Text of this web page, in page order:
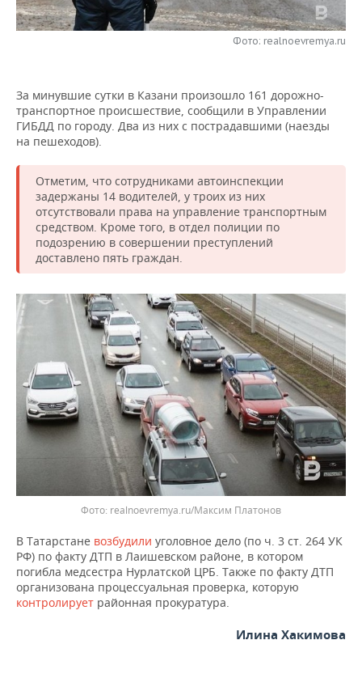
НЕФТЕХИМИЯ
ЭНЕРГЕТИКА
РОЗНИЧНАЯ ТОРГОВЛЯ
УСЛУГИ
НОВОСТИ ТЕХНОЛОГИЙ
МЕДИА
ТЕЛЕКОММУНИКАЦИИ
МЕРОПРИЯТИЯ
ВЫЕЗДНАЯ РЕДАКЦИЯ
БИЗНЕС-БРАНЧИ
ONLINE-КОНФЕРЕНЦИИ
ОТКРЫТАЯ ЛЕКЦИЯ
НОВОСТИ СПОРТА
ФУТБОЛ
ХОККЕЙ
БАСКЕТБОЛ
ВОЛЕЙБОЛ
КИБЕРСПОРТ
ФИГУРНОЕ КАТАНИЕ
ВОДНЫЕ ВИДЫ СПОРТА
ХОККЕЙ С МЯЧОМ
ОБЩЕСТВО
НОВОСТИ ОБЩЕСТВА
ВЛАСТЬ
ИНФРАСТРУКТУРА
ИСТОРИЯ
КУЛЬТУРА
МЕДИЦИНА
ОБРАЗОВАНИЕ
ПРОИСШЕСТВИЯ
ФОТОГАЛЕРЕЯ
СЮЖЕТЫ
СПРАВОЧНИК
СПИСОК ПЕРСОН
СПИСОК КОМПАНИЙ
ПОЛНАЯ ВЕРСИЯ
Фото: realnoevremya.ru
За минувшие сутки в Казани произошло 161 дорожно-
транспортное происшествие, сообщили в Управлении
ГИБДД по городу. Два из них с пострадавшими (наезды
на пешеходов).
Отметим, что сотрудниками автоинспекции
задержаны 14 водителей, у троих из них
отсутствовали права на управление транспортным
средством. Кроме того, в отдел полиции по
подозрению в совершении преступлений
доставлено пять граждан.
Фото: realnoevremya.ru/Максим Платонов
В Татарстане возбудили уголовное дело (по ч. 3 ст. 264 УК
РФ) по факту ДТП в Лаишевском районе, в котором
погибла медсестра Нурлатской ЦРБ. Также по факту ДТП
организована процессуальная проверка, которую
контролирует районная прокуратура.
Илина Хакимова